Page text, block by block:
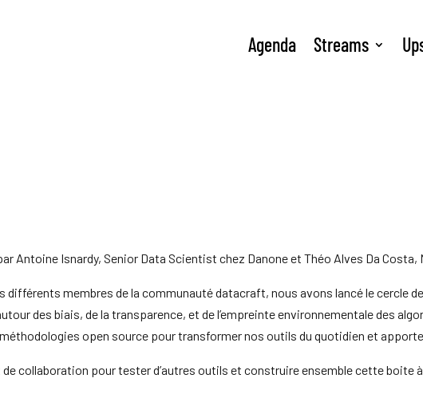
Agenda Streams
Antoine Isnardy, Senior Data Scientist chez Danone et Théo Alves Da
différents membres de la communauté datacraft, nous avons lancé le cercle
des biais, de la transparence, et de l’empreinte environnementale des
méthodologies open source pour transformer nos outils du quotidien et
de collaboration pour tester d’autres outils et construire ensemble cette boite